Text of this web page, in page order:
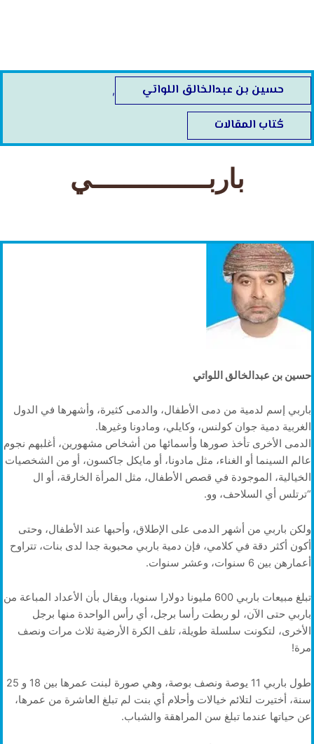
حسين بن عبدالخالق اللواتي ,
كُتاب المقالات
باربـــــــــــــــي
حسين بن عبدالخالق اللواتي
باربي إسم لدمية من دمى الأطفال، والدمى كثيرة، وأشهرها في الدول
الغربية دمية جوان كولنس، وكايلي، ومادونا وغيرها.
الدمى الأخرى تأخذ صورها وأسمائها من أشخاص مشهورين، أغلبهم نجوم
عالم السينما أو الغناء، مثل مادونا، أو مايكل جاكسون، أو من الشخصيات
الخيالية، الموجودة في قصص الأطفال، مثل المرأة الخارقة، أو ال
“ترتلس أي السلاحف، وو.
ولكن باربي من أشهر الدمى على الإطلاق، وأحبها عند الأطفال، وحتى
أكون أكثر دقة في كلامي، فإن دمية باربي محبوبة جدا لدى بنات، تتراوح
أعمارهن بين 6 سنوات، وعشر سنوات.
تبلغ مبيعات باربي 600 مليونا دولارا سنويا، ويقال بأن الأعداد المباعة من
باربي حتى الآن، لو ربطت رأسا برجل، أي رأس الواحدة منها برجل
الأخرى، لتكونت سلسلة طويلة، تلف الكرة الأرضية ثلاث مرات ونصف
مرة!
طول باربي 11 يوصة ونصف بوصة، وهي صورة لبنت عمرها بين 18 و 25
سنة، أختيرت لتلائم خيالات وأحلام أي بنت لم تبلغ العاشرة من عمرها،
عن حياتها عندما تبلغ سن المراهقة والشباب.